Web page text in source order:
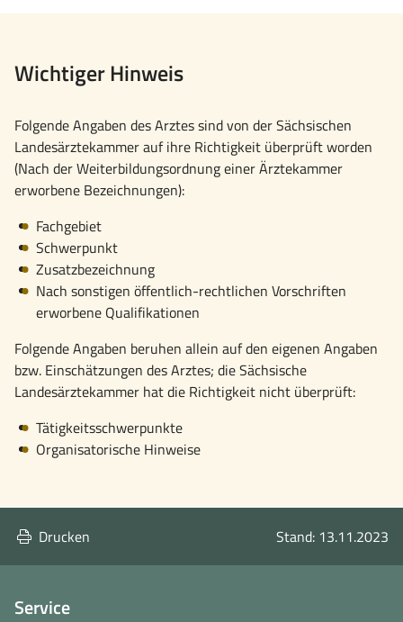
Wichtiger Hinweis
Folgende Angaben des Arztes sind von der Sächsischen
Landesärztekammer auf ihre Richtigkeit überprüft worden
(Nach der Weiterbildungsordnung einer Ärztekammer
erworbene Bezeichnungen):
Fachgebiet
Schwerpunkt
Zusatzbezeichnung
Nach sonstigen öffentlich-rechtlichen Vorschriften
erworbene Qualifikationen
Folgende Angaben beruhen allein auf den eigenen Angaben
bzw. Einschätzungen des Arztes; die Sächsische
Landesärztekammer hat die Richtigkeit nicht überprüft:
Tätigkeitsschwerpunkte
Organisatorische Hinweise
Drucken Stand: 13.11.2023
Service